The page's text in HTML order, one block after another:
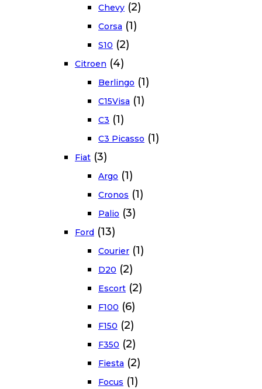
Chevy (2)
Corsa (1)
S10 (2)
Citroen (4)
Berlingo (1)
C15Visa (1)
C3 (1)
C3 Picasso (1)
Fiat (3)
Argo (1)
Cronos (1)
Palio (3)
Ford (13)
Courier (1)
D20 (2)
Escort (2)
F100 (6)
F150 (2)
F350 (2)
Fiesta (2)
Focus (1)